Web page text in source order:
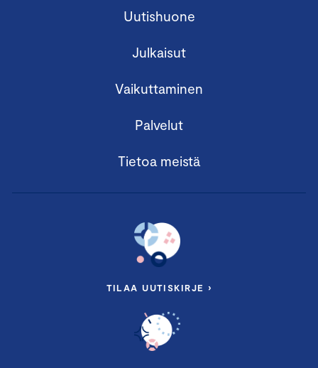
Uutishuone
Julkaisut
Vaikuttaminen
Palvelut
Tietoa meistä
TILAA UUTISKIRJE ›